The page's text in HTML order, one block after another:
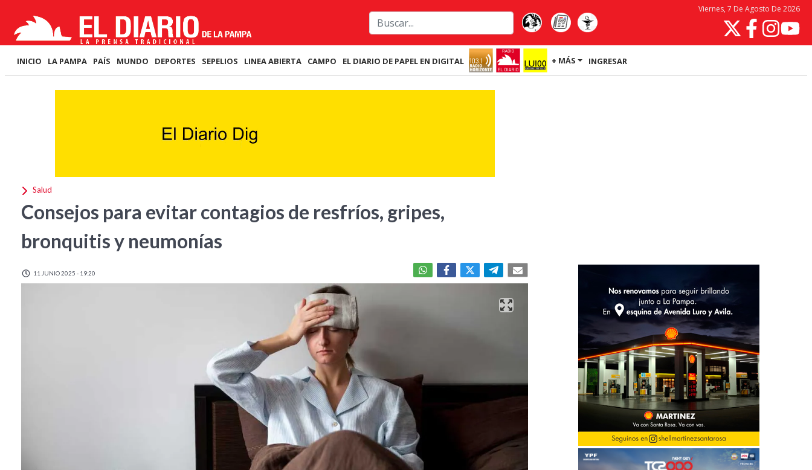
Viernes, 7 De Agosto De 2026
INICIO LA PAMPA PAÍS MUNDO DEPORTES SEPELIOS LINEA ABIERTA CAMPO EL DIARIO DE PAPEL EN DIGITAL + MÁS INGRESAR
Salud
Consejos para evitar contagios de resfríos, gripes,
bronquitis y neumonías
11 JUNIO 2025 - 19:20